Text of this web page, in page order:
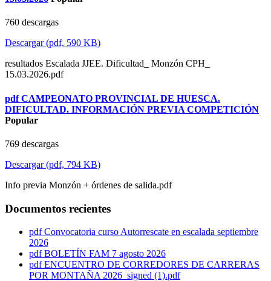
760 descargas
Descargar(pdf, 590 KB)
resultados Escalada JJEE. Dificultad_ Monzón CPH_
15.03.2026.pdf
pdf CAMPEONATO PROVINCIAL DE HUESCA.
DIFICULTAD. INFORMACIÓN PREVIA COMPETICIÓN
Popular
769 descargas
Descargar(pdf, 794 KB)
Info previa Monzón + órdenes de salida.pdf
Documentos recientes
pdf Convocatoria curso Autorrescate en escalada septiembre
2026
pdf BOLETÍN FAM 7 agosto 2026
pdf ENCUENTRO DE CORREDORES DE CARRERAS
POR MONTAÑA 2026_signed (1).pdf